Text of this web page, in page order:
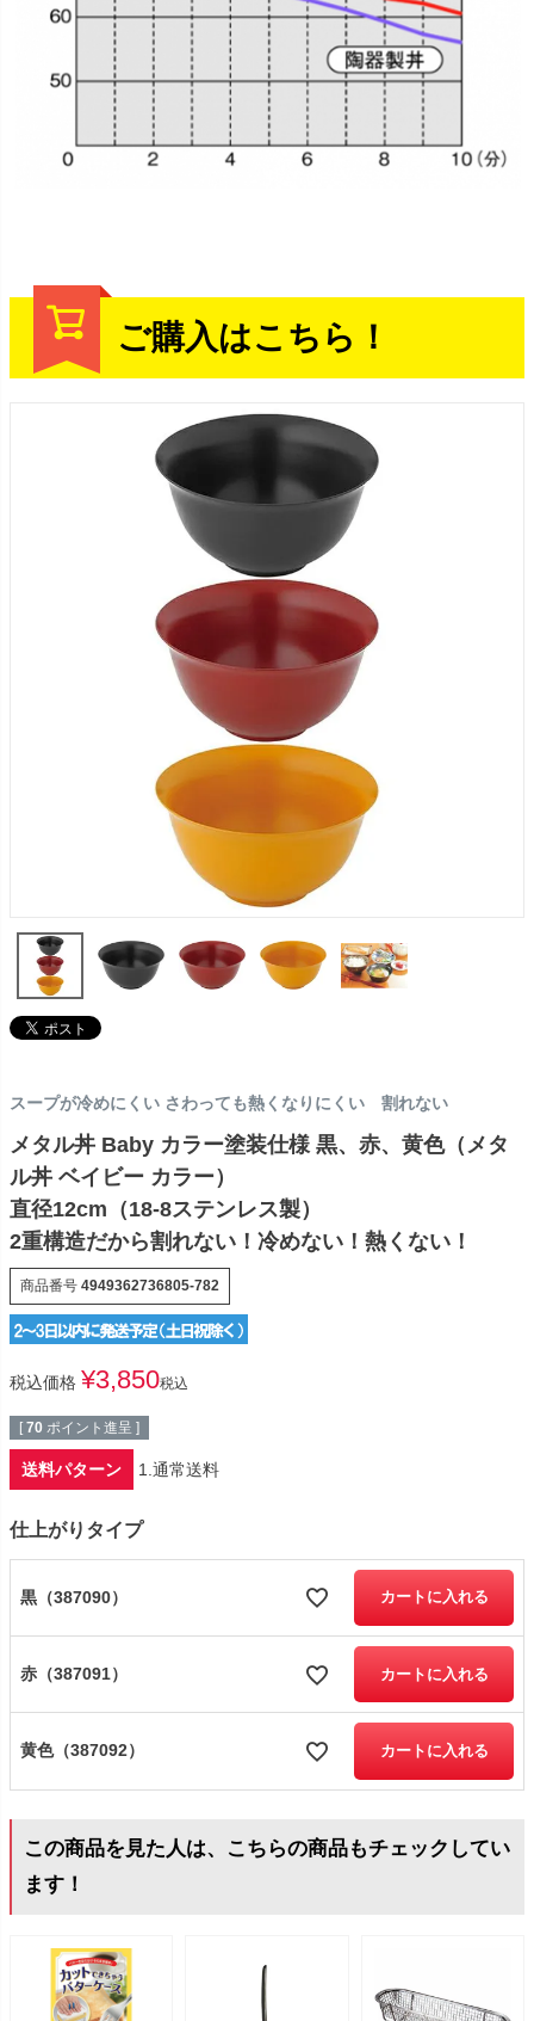
ご購入はこちら！
スープが冷めにくい さわっても熱くなりにくい 割れない
メタル丼 Baby カラー塗装仕様 黒、赤、黄色（メタ
ル丼 ベイビー カラー）
直径12cm（18-8ステンレス製）
2重構造だから割れない！冷めない！熱くない！
商品番号 4949362736805-782
税込価格 ¥3,850税込
[ 70 ポイント進呈 ]
送料パターン 1.通常送料
仕上がりタイプ
黒（387090） カートに入れる
赤（387091） カートに入れる
黄色（387092） カートに入れる
この商品を見た人は、こちらの商品もチェックしてい
ます！